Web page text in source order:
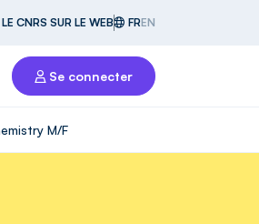
LE CNRS SUR LE WEB FREN
Se connecter
M/F